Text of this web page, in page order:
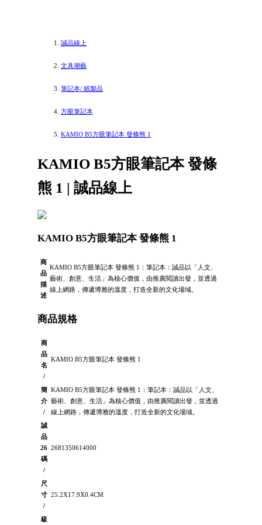
誠品線上
文具潮藝
筆記本/ 紙製品
方眼筆記本
KAMIO B5方眼筆記本 發條熊 1
KAMIO B5方眼筆記本 發條
熊 1 | 誠品線上
KAMIO B5方眼筆記本 發條熊 1
商
品
描
述
KAMIO B5方眼筆記本 發條熊 1：筆記本：誠品以「人文、
藝術、創意、生活」為核心價值，由推廣閱讀出發，並透過
線上網路，傳遞博雅的溫度，打造全新的文化場域。
商品規格
商
品
名
/
KAMIO B5方眼筆記本 發條熊 1
簡
介
/
KAMIO B5方眼筆記本 發條熊 1：筆記本：誠品以「人文、
藝術、創意、生活」為核心價值，由推廣閱讀出發，並透過
線上網路，傳遞博雅的溫度，打造全新的文化場域。
誠
品
26
碼
/
2681350614000
尺
寸
/
25.2X17.9X0.4CM
級